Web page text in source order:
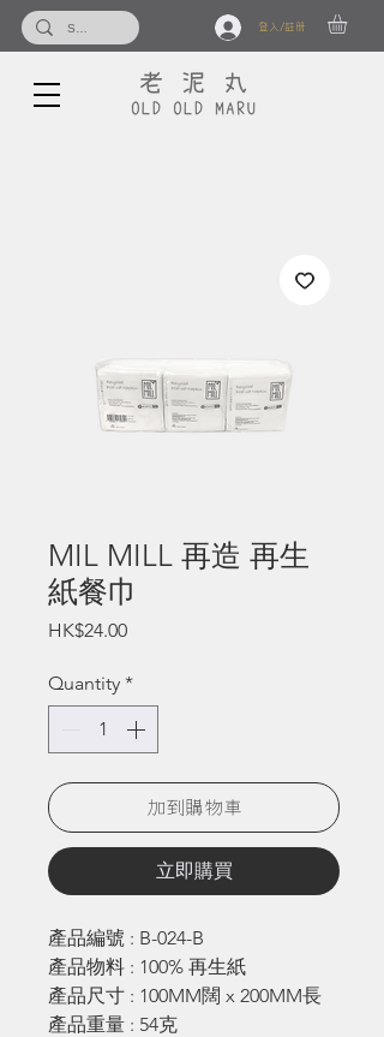
登入/註冊
MIL MILL 再造 再生
紙餐巾
HK$24.00Price
Quantity *
加到購物車
立即購買
產品編號 : B-024-B
產品物料 : 100% 再生紙
產品尺寸 : 100MM闊 x 200MM長
產品重量 : 54克